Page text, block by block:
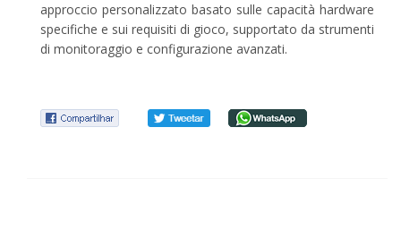
approccio personalizzato basato sulle capacità hardware
specifiche e sui requisiti di gioco, supportato da strumenti
di monitoraggio e configurazione avanzati.